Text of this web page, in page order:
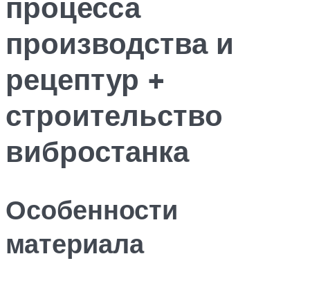
производства и
рецептур +
строительство
вибростанка
Особенности
материала